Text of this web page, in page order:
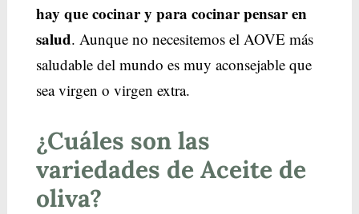
hay que cocinar y para cocinar pensar en
salud. Aunque no necesitemos el AOVE más
saludable del mundo es muy aconsejable que
sea virgen o virgen extra.
¿Cuáles son las
variedades de Aceite de
oliva?